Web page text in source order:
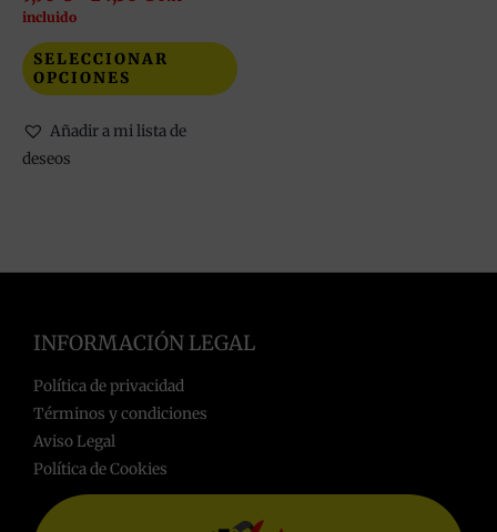
incluido
SELECCIONAR
OPCIONES
Añadir a mi lista de
deseos
INFORMACIÓN LEGAL
Política de privacidad
Términos y condiciones
Aviso Legal
Política de Cookies